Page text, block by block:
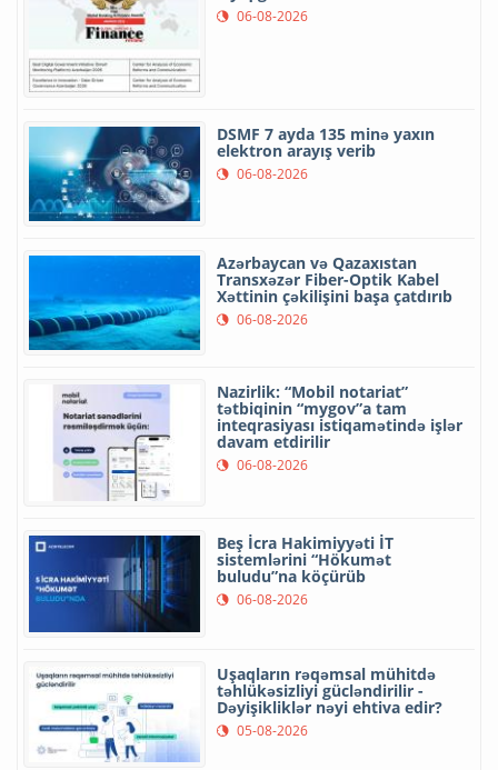
06-08-2026
DSMF 7 ayda 135 minə yaxın
elektron arayış verib
06-08-2026
Azərbaycan və Qazaxıstan
Transxəzər Fiber-Optik Kabel
Xəttinin çəkilişini başa çatdırıb
06-08-2026
Nazirlik: “Mobil notariat”
tətbiqinin “mygov”a tam
inteqrasiyası istiqamətində işlər
davam etdirilir
06-08-2026
Beş İcra Hakimiyyəti İT
sistemlərini “Hökumət
buludu”na köçürüb
06-08-2026
Uşaqların rəqəmsal mühitdə
təhlükəsizliyi gücləndirilir -
Dəyişikliklər nəyi ehtiva edir?
05-08-2026